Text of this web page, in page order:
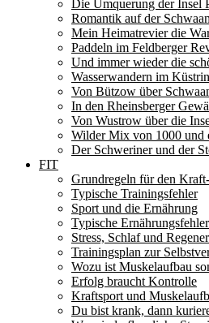
Die Umquerung der Insel
Romantik auf der
Mein Heimatrevier die
Paddeln im Feldberger
Und immer wieder die
Wasserwandern im
Von Bützow über
In den Rheinsberger
Von Wustrow über die
Wilder Mix von 1000 und
Der Schweriner und der
FIT
Grundregeln für den
Typische Trainingsfehler
Sport und die Ernährung
Typische Ernährungsfehler
Stress, Schlaf und
Trainingsplan zur
Wozu ist Muskelaufbau
Erfolg braucht Kontrolle
Kraftsport und
Du bist krank, dann